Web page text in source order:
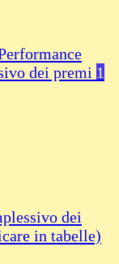
dei premi 1
dei
in tabelle)